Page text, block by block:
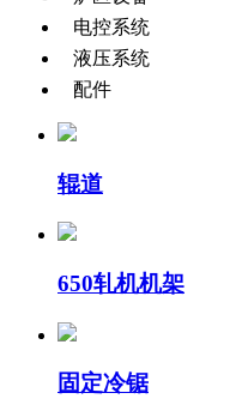
电控系统
液压系统
配件
辊道
650轧机机架
固定冷锯